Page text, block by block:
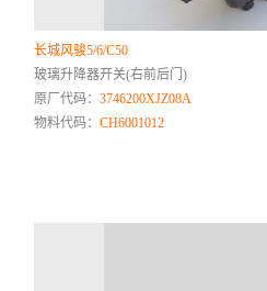
长城风骏5/6/C50
玻璃升降器开关(右前后门)
原厂代码：3746200XJZ08A
物料代码：CH6001012